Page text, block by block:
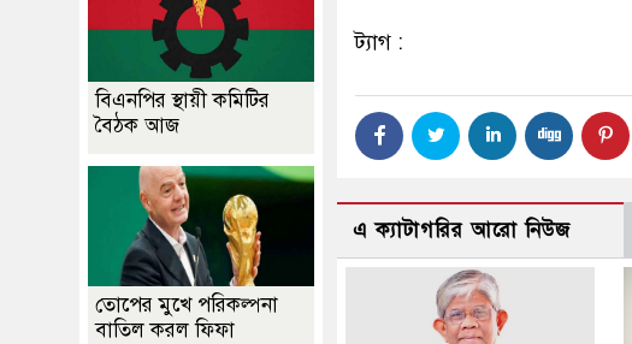
ট্যাগ :
এ ক্যাটাগরির আরো নিউজ
বিএনপির স্থায়ী কমিটির
বৈঠক আজ
তোপের মুখে পরিকল্পনা
বাতিল করল ফিফা